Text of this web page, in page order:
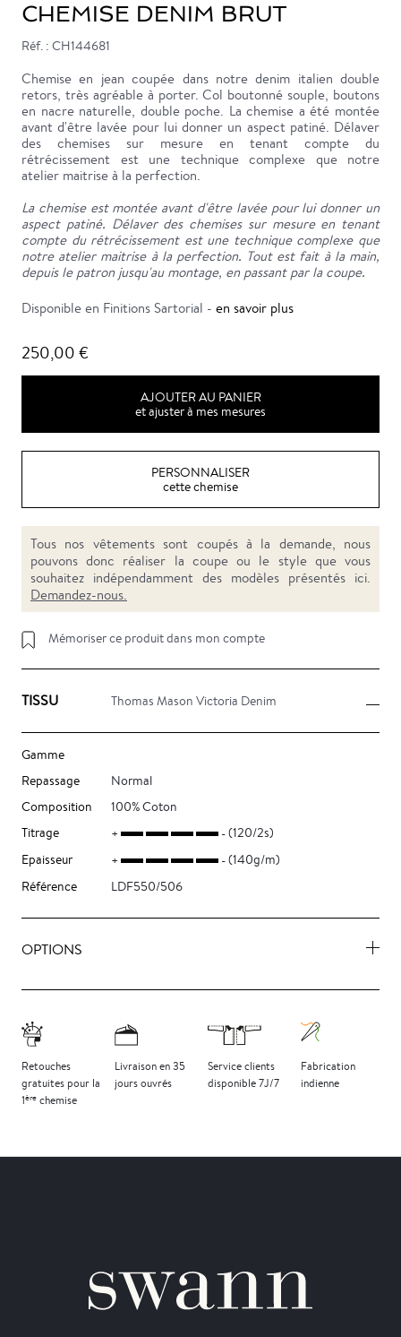
CHEMISE DENIM BRUT
Réf. : CH144681
Chemise en jean coupée dans notre denim italien double
retors, très agréable à porter. Col boutonné souple, boutons
en nacre naturelle, double poche. La chemise a été montée
avant d'être lavée pour lui donner un aspect patiné. Délaver
des chemises sur mesure en tenant compte du
rétrécissement est une technique complexe que notre
atelier maitrise à la perfection.
La chemise est montée avant d'être lavée pour lui donner un
aspect patiné. Délaver des chemises sur mesure en tenant
compte du rétrécissement est une technique complexe que
notre atelier maitrise à la perfection. Tout est fait à la main,
depuis le patron jusqu'au montage, en passant par la coupe.
Disponible en Finitions Sartorial - en savoir plus
250,00 €
AJOUTER AU PANIER
et ajuster à mes mesures
PERSONNALISER
cette chemise
Tous nos vêtements sont coupés à la demande, nous
pouvons donc réaliser la coupe ou le style que vous
souhaitez indépendamment des modèles présentés ici.
Demandez-nous.
Mémoriser ce produit dans mon compte
TISSU Thomas Mason Victoria Denim
Gamme
Repassage
Normal
Composition
100% Coton
Titrage
(120/2s)
Epaisseur
(140g/m)
Référence
LDF550/506
OPTIONS
Retouches
gratuites pour la
1ère chemise
Livraison en 35
jours ouvrés
Service clients
disponible 7J/7
Fabrication
indienne